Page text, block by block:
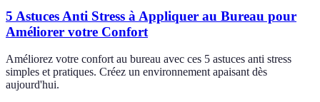
5 Astuces Anti Stress à Appliquer au Bureau pour
Améliorer votre Confort
Améliorez votre confort au bureau avec ces 5 astuces anti stress
simples et pratiques. Créez un environnement apaisant dès
aujourd'hui.